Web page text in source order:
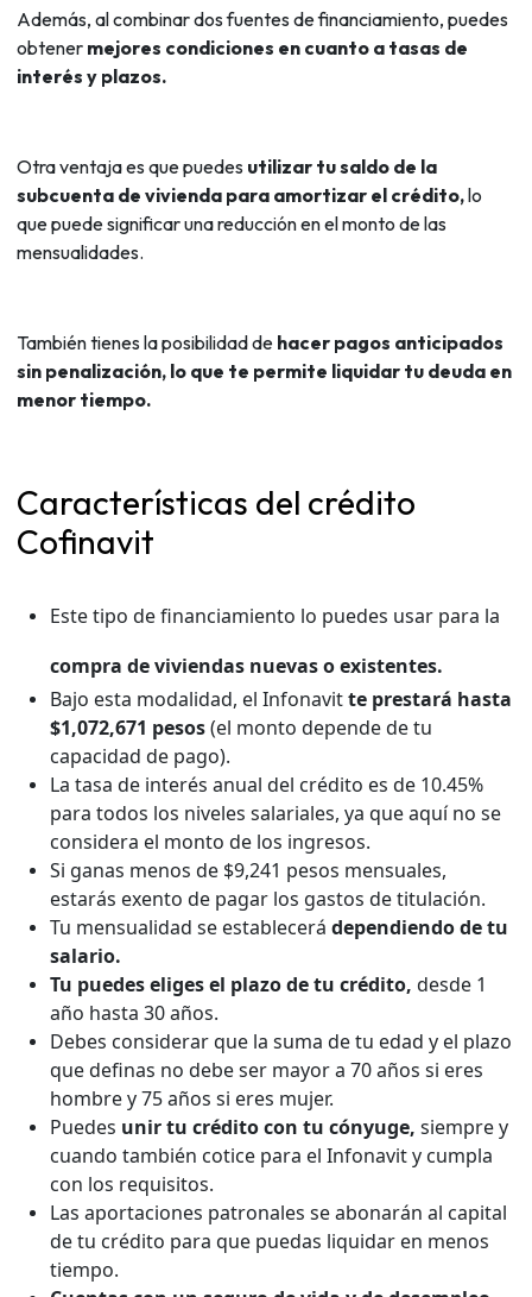
Además, al combinar dos fuentes de financiamiento, puedes
obtener mejores condiciones en cuanto a tasas de
interés y plazos.
Otra ventaja es que puedes utilizar tu saldo de la
subcuenta de vivienda para amortizar el crédito,lo
que puede significar una reducción en el monto de las
mensualidades.
También tienes la posibilidad de hacer pagos anticipados
sin penalización, lo que te permite liquidar tu deuda en
menor tiempo.
Características del crédito
Cofinavit
Este tipo de financiamiento lo puedes usar para la
compra de viviendas nuevas o existentes.
Bajo esta modalidad, el Infonavitte prestará hasta
$1,072,671 pesos(el monto depende de tu
capacidad de pago).
La tasa de interés anual del crédito es de 10.45%
para todos los niveles salariales, ya que aquí no se
considera el monto de los ingresos.
Si ganas menos de $9,241 pesos mensuales,
estarás exento de pagar los gastos de titulación.
Tu mensualidad se establecerá dependiendo de tu
salario.
Tu puedes eliges el plazo de tu crédito, desde 1
año hasta 30 años.
Debes considerar que la suma de tu edad y el plazo
que definas no debe ser mayor a 70 años si eres
hombre y 75 años si eres mujer.
Puedes unir tu crédito con tu cónyuge, siempre y
cuando también cotice para el Infonavit y cumpla
con los requisitos.
Las aportaciones patronales se abonarán al capital
de tu crédito para que puedas liquidar en menos
tiempo.